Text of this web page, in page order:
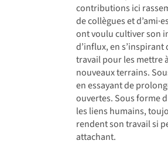
contributions ici
de collègues et
ont voulu cultiver son
d’influx, en s’inspirant
travail pour les mettre
nouveaux terrains.
en essayant de
ouvertes. Sous forme
les liens humains,
rendent son travail si
attachant.